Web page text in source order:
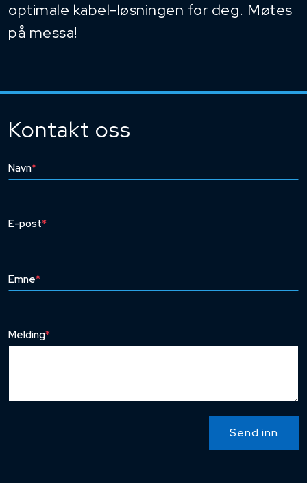
optimale kabel-løsningen for deg. Møtes
på messa!
Kontakt oss
Navn*
E-post*
Emne*
Melding*
Send inn